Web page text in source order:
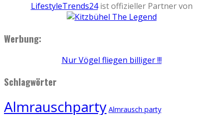
LifestyleTrends24ist offizieller Partner von
Werbung:
Nur Vögel fliegen billiger !!!
Schlagwörter
Almrauschparty Almrausch party